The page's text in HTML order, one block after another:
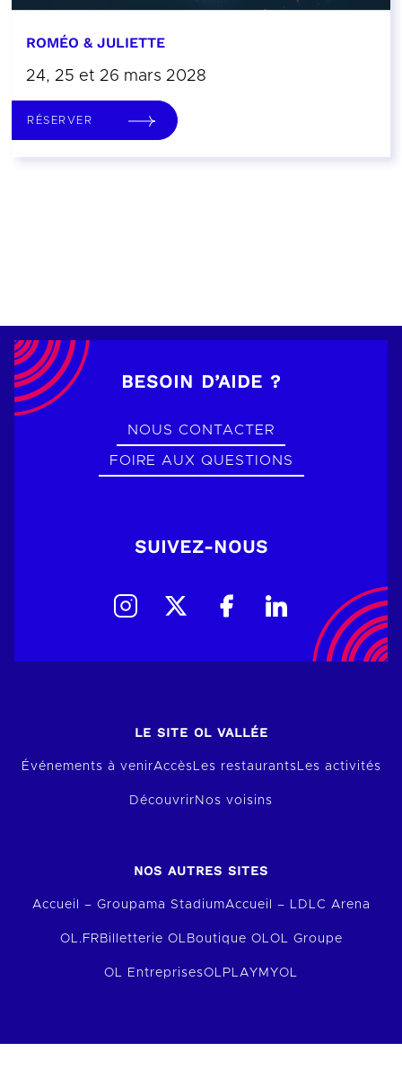
ROMÉO & JULIETTE
24, 25 et 26 mars 2028
RÉSERVER
BESOIN D’AIDE ?
NOUS CONTACTER
FOIRE AUX QUESTIONS
SUIVEZ-NOUS
LE SITE OL VALLÉE
Événements à venirAccès Les restaurants Les activités
Découvrir Nos voisins
NOS AUTRES SITES
Accueil – Groupama StadiumAccueil – LDLC Arena
OL.FR Billetterie OL Boutique OL OL Groupe
OL EntreprisesOLPLAY MYOL